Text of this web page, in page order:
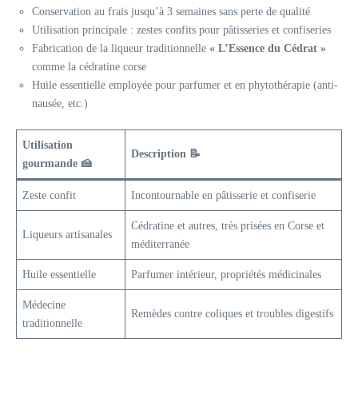
Conservation au frais jusqu’à 3 semaines sans perte de qualité
Utilisation principale : zestes confits pour pâtisseries et confiseries
Fabrication de la liqueur traditionnelle « L’Essence du Cédrat »
comme la cédratine corse
Huile essentielle employée pour parfumer et en phytothérapie (anti-
nausée, etc.)
Utilisation
gourmande 🍰
Description 📝
Zeste confit Incontournable en pâtisserie et confiserie
Liqueurs artisanales
Cédratine et autres, très prisées en Corse et
méditerranée
Huile essentielle Parfumer intérieur, propriétés médicinales
Médecine
traditionnelle
Remèdes contre coliques et troubles digestifs